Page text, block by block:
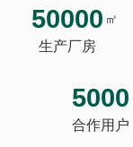
50000 ㎡
生产厂房
5000
合作用户